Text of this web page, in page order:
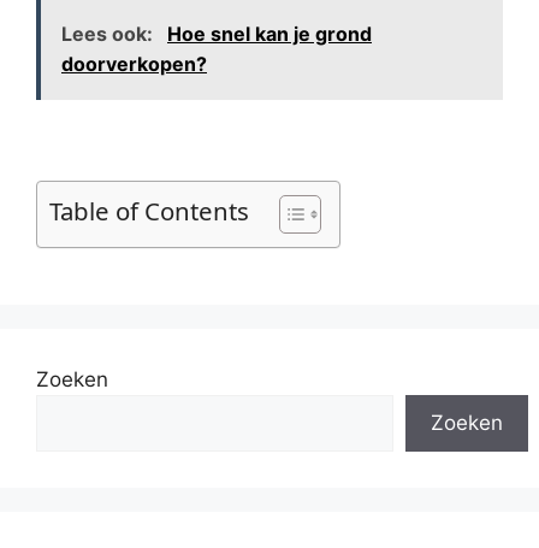
Lees ook:
Hoe snel kan je grond
doorverkopen?
Table of Contents
Zoeken
Zoeken